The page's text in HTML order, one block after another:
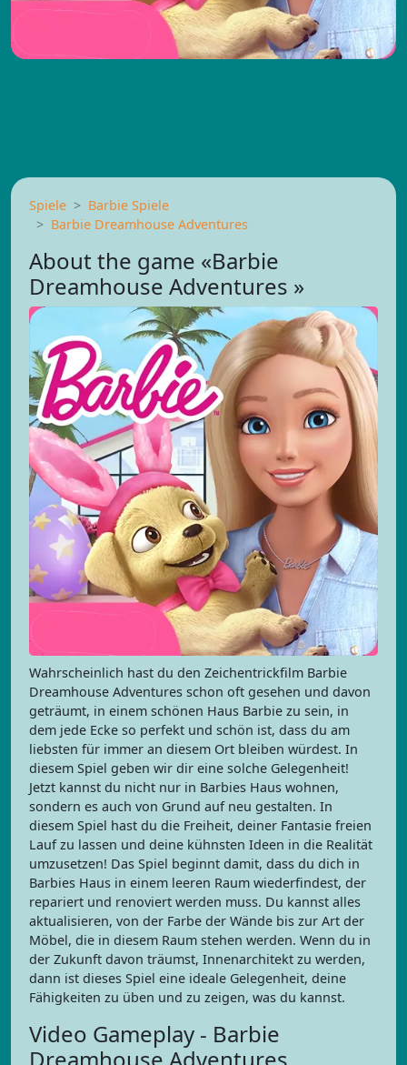
Spiele
Barbie Spiele
Barbie Dreamhouse Adventures
About the game «Barbie
Dreamhouse Adventures »
Wahrscheinlich hast du den Zeichentrickfilm Barbie
Dreamhouse Adventures schon oft gesehen und davon
geträumt, in einem schönen Haus Barbie zu sein, in
dem jede Ecke so perfekt und schön ist, dass du am
liebsten für immer an diesem Ort bleiben würdest. In
diesem Spiel geben wir dir eine solche Gelegenheit!
Jetzt kannst du nicht nur in Barbies Haus wohnen,
sondern es auch von Grund auf neu gestalten. In
diesem Spiel hast du die Freiheit, deiner Fantasie freien
Lauf zu lassen und deine kühnsten Ideen in die Realität
umzusetzen! Das Spiel beginnt damit, dass du dich in
Barbies Haus in einem leeren Raum wiederfindest, der
repariert und renoviert werden muss. Du kannst alles
aktualisieren, von der Farbe der Wände bis zur Art der
Möbel, die in diesem Raum stehen werden. Wenn du in
der Zukunft davon träumst, Innenarchitekt zu werden,
dann ist dieses Spiel eine ideale Gelegenheit, deine
Fähigkeiten zu üben und zu zeigen, was du kannst.
Video Gameplay - Barbie